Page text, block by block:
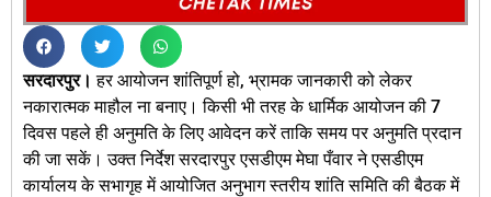
सरदारपुर।हर आयोजन शांतिपूर्ण हो, भ्रामक जानकारी को लेकर
नकारात्मक माहौल ना बनाए। किसी भी तरह के धार्मिक आयोजन की 7
दिवस पहले ही अनुमति के लिए आवेदन करें ताकि समय पर अनुमति प्रदान
की जा सकें। उक्त निर्देश सरदारपुर एसडीएम मेघा पँवार ने एसडीएम
कार्यालय के सभागृह में आयोजित अनुभाग स्तरीय शांति समिति की बैठक में